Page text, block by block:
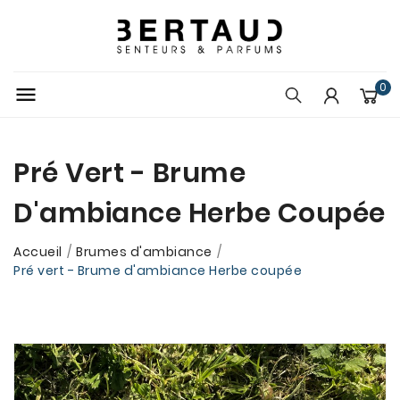
 0
Pré Vert - Brume
D'ambiance Herbe Coupée
Accueil
Brumes d'ambiance
Pré vert - Brume d'ambiance Herbe coupée